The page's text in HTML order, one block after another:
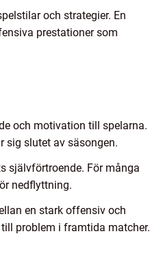
och strategier. En
prestationer som
och motivation till spelarna.
sig slutet av säsongen.
självförtroende. För många
nedflyttning.
en stark offensiv och
problem i framtida matcher.